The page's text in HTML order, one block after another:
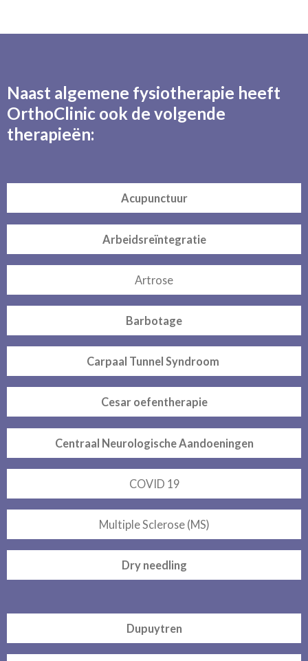
Naast algemene fysiotherapie heeft
OrthoClinic ook de volgende
therapieën:
Acupunctuur
Arbeidsreïntegratie
Artrose
Barbotage
Carpaal Tunnel Syndroom
Cesar oefentherapie
Centraal Neurologische Aandoeningen
COVID 19
Multiple Sclerose (MS)
Dry needling
Dupuytren